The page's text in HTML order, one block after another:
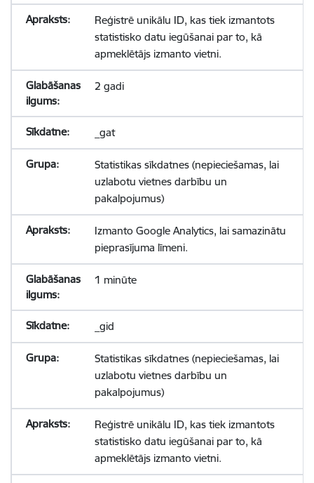
Reģistrē unikālu ID, kas tiek izmantots
statistisko datu iegūšanai par to, kā
apmeklētājs izmanto vietni.
2 gadi
_gat
Statistikas sīkdatnes (nepieciešamas, lai
uzlabotu vietnes darbību un
pakalpojumus)
Izmanto Google Analytics, lai samazinātu
pieprasījuma līmeni.
1 minūte
_gid
Statistikas sīkdatnes (nepieciešamas, lai
uzlabotu vietnes darbību un
pakalpojumus)
Reģistrē unikālu ID, kas tiek izmantots
statistisko datu iegūšanai par to, kā
apmeklētājs izmanto vietni.